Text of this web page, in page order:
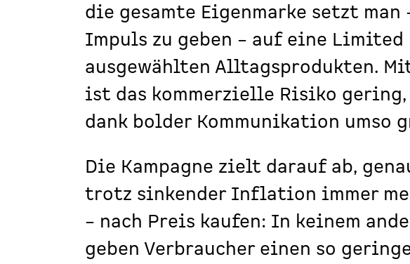
die gesamte Eigenmarke setzt man
Impuls zu geben – auf eine
ausgewählten Alltagsprodukten.
ist das kommerzielle Risiko
dank bolder Kommunikation umso
Die Kampagne zielt darauf ab,
trotz sinkender Inflation immer
– nach Preis kaufen: In keinem
geben Verbraucher einen so